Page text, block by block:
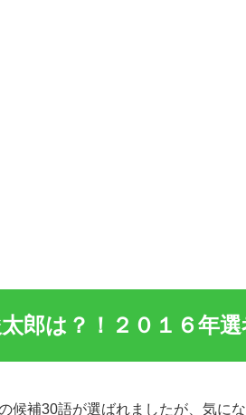
郎は？！２０１６年
候補30語が選ばれましたが、気に